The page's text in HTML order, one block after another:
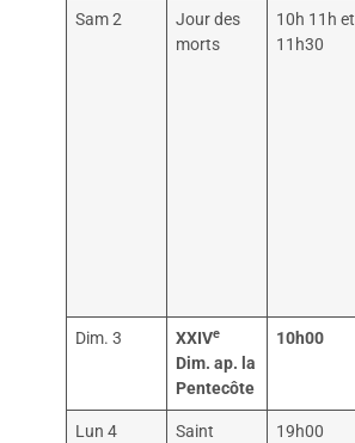
Sam 2
Jour des
morts
10h 11h et
11h30
Dim. 3 XXIVe
Dim. ap. la
Pentecôte
10h00
Lun 4
Saint
19h00